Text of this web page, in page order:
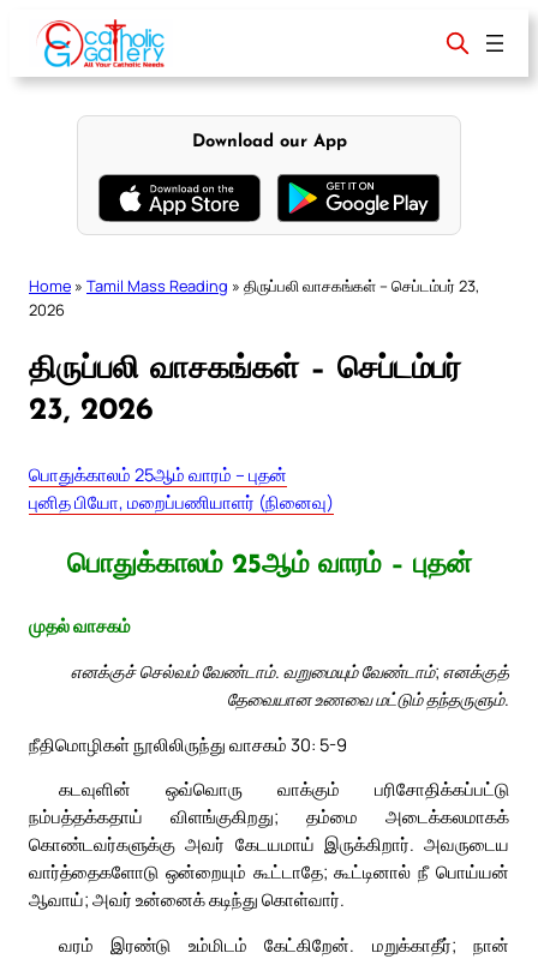
content
Download our App
Home » Tamil Mass Reading » திருப்பலி வாசகங்கள் – செப்டம்பர் 23,
2026
திருப்பலி வாசகங்கள் – செப்டம்பர்
23, 2026
பொதுக்காலம் 25ஆம் வாரம் – புதன்
புனித பியோ, மறைப்பணியாளர் (நினைவு)
பொதுக்காலம் 25ஆம் வாரம் – புதன்
முதல் வாசகம்
எனக்குச் செல்வம் வேண்டாம். வறுமையும் வேண்டாம்; எனக்குத்
தேவையான உணவை மட்டும் தந்தருளும்.
நீதிமொழிகள் நூலிலிருந்து வாசகம் 30: 5-9
கடவுளின் ஒவ்வொரு வாக்கும் பரிசோதிக்கப்பட்டு
நம்பத்தக்கதாய் விளங்குகிறது; தம்மை அடைக்கலமாகக்
கொண்டவர்களுக்கு அவர் கேடயமாய் இருக்கிறார். அவருடைய
வார்த்தைகளோடு ஒன்றையும் கூட்டாதே; கூட்டினால் நீ பொய்யன்
ஆவாய்; அவர் உன்னைக் கடிந்து கொள்வார்.
வரம் இரண்டு உம்மிடம் கேட்கிறேன். மறுக்காதீர்; நான்